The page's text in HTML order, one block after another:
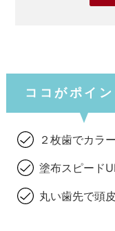
ココがポイン
２枚歯でカラ
塗布スピード
丸い歯先で頭